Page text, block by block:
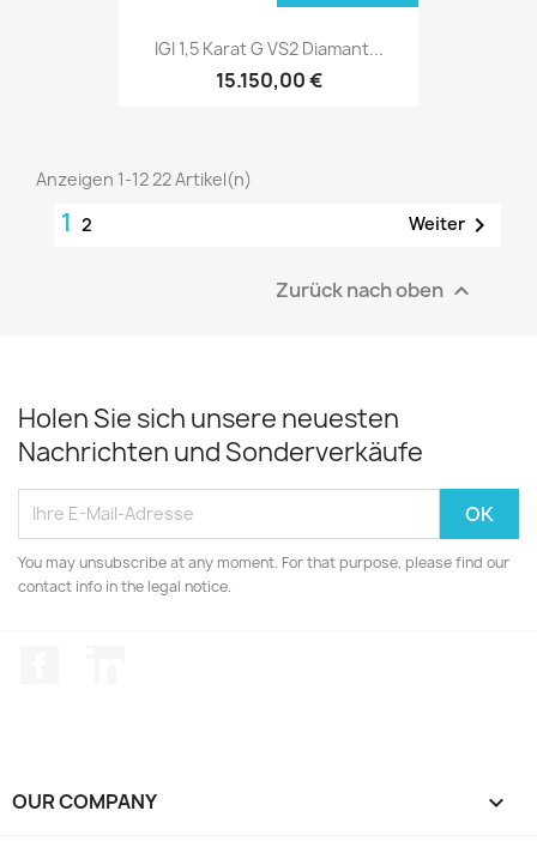
IGI 1,5 Karat G VS2 Diamant...
15.150,00 €
Anzeigen 1-12 22 Artikel(n)
1 2 Weiter 
Zurück nach oben 
Holen Sie sich unsere neuesten
Nachrichten und Sonderverkäufe
You may unsubscribe at any moment. For that purpose, please find our
contact info in the legal notice.
OUR COMPANY 